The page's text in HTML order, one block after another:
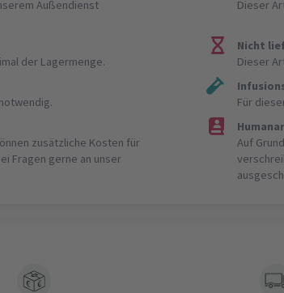
Außendienst
Dieser
der Lagermenge.
Nicht
Dieser
Für
zusätzliche Kosten für
Fragen gerne an unser
Auf